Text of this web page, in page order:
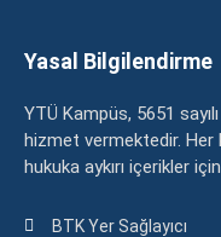
Yasal Bilgilendirme
YTÜ Kampüs, 5651
hizmet vermektedir. Her
hukuka aykırı içerikler
BTK Yer Sağlayıcı